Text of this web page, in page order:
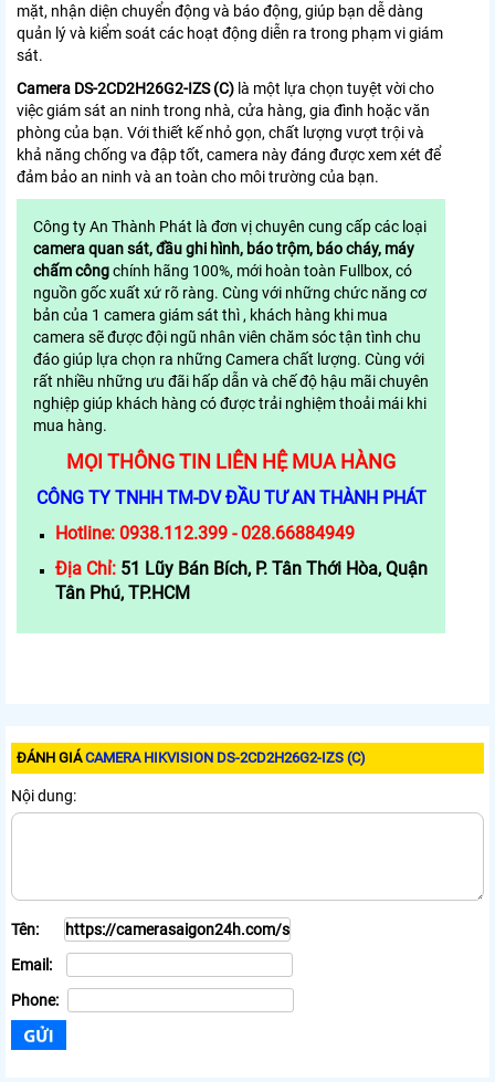
mặt, nhận diện chuyển động và báo động, giúp bạn dễ dàng
quản lý và kiểm soát các hoạt động diễn ra trong phạm vi giám
sát.
Camera DS-2CD2H26G2-IZS (C) là một lựa chọn tuyệt vời cho
việc giám sát an ninh trong nhà, cửa hàng, gia đình hoặc văn
phòng của bạn. Với thiết kế nhỏ gọn, chất lượng vượt trội và
khả năng chống va đập tốt, camera này đáng được xem xét để
đảm bảo an ninh và an toàn cho môi trường của bạn.
Công ty An Thành Phát là đơn vị chuyên cung cấp các loại
camera quan sát, đầu ghi hình, báo trộm, báo cháy, máy
chấm côngchính hãng 100%, mới hoàn toàn Fullbox, có
nguồn gốc xuất xứ rõ ràng. Cùng với những chức năng cơ
bản của 1 camera giám sát thì , khách hàng khi mua
camera sẽ được đội ngũ nhân viên chăm sóc tận tình chu
đáo giúp lựa chọn ra những Camera chất lượng. Cùng với
rất nhiều những ưu đãi hấp dẫn và chế độ hậu mãi chuyên
nghiệp giúp khách hàng có được trải nghiệm thoải mái khi
mua hàng.
MỌI THÔNG TIN LIÊN HỆ MUA HÀNG
CÔNG TY TNHH TM-DV ĐẦU TƯ AN THÀNH PHÁT
Hotline: 0938.112.399 - 028.66884949
Địa Chỉ: 51 Lũy Bán Bích, P. Tân Thới Hòa, Quận
Tân Phú, TP.HCM
ĐÁNH GIÁCAMERA HIKVISION DS-2CD2H26G2-IZS (C)
Nội dung:
Tên:
Email:
Phone: